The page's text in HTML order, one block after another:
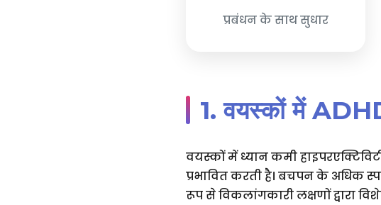
प्रबंधन के साथ सुधार
1. वयस्कों में
वयस्कों में ध्यान कमी
प्रभावित करती है। बचपन के अधिक
रूप से विकलांगकारी लक्षणों द्वारा